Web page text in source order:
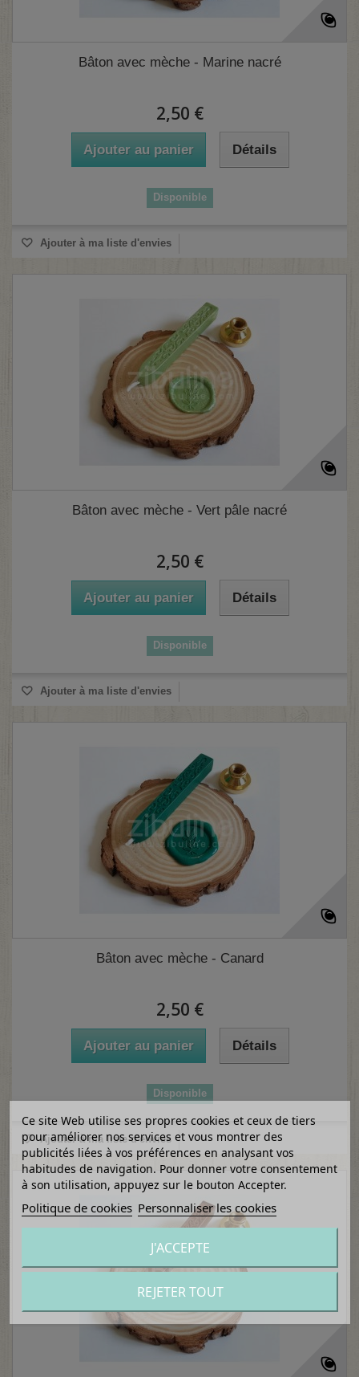
Bâton avec mèche - Marine nacré
2,50 €
Ajouter au panier Détails
Disponible
Ajouter à ma liste d'envies
Bâton avec mèche - Vert pâle nacré
2,50 €
Ajouter au panier Détails
Disponible
Ajouter à ma liste d'envies
Bâton avec mèche - Canard
2,50 €
Ajouter au panier Détails
Disponible
Ajouter à ma liste d'envies
Ce site Web utilise ses propres cookies et ceux de tiers
pour améliorer nos services et vous montrer des
publicités liées à vos préférences en analysant vos
habitudes de navigation. Pour donner votre consentement
à son utilisation, appuyez sur le bouton Accepter.
Politique de cookies Personnaliser les cookies
REJETER TOUT
J'ACCEPTE